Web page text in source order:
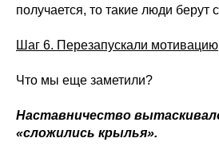
получается, то такие люди берут
Шаг 6. Перезапускали мотивацию
Что мы еще заметили?
Наставничество
«сложились крылья».